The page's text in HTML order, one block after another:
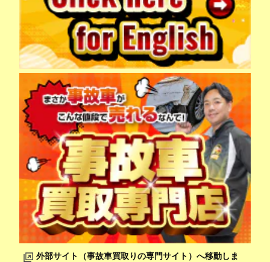
外部サイト（事故車買取りの専門サイト）へ移動しま